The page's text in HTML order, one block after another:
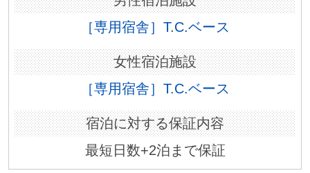
［専用宿舎］T.C.ベース
［専用宿舎］T.C.ベース
最短日数+2泊まで保証